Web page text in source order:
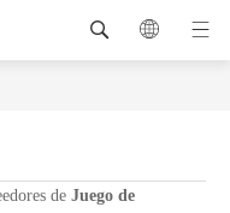
de Juego de